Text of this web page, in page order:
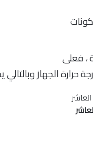
، فعلى
حرارة الجهاز